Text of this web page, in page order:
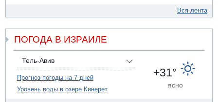
Прогноз погоды: с понедельника усиление жары в
09.08.2026 15:49
Хуситы сообщили об ударе дроном по саудовскому НПЗ
09.08.2026 14:43
Умер пятилетний ребенок, забытый в закрытой машине
в Лоде
Вся лента
ПОГОДА В ИЗРАИЛЕ
Тель-Авив
Прогноз погоды на 7 дней
Уровень воды в озере Кинерет
+31°
ясно